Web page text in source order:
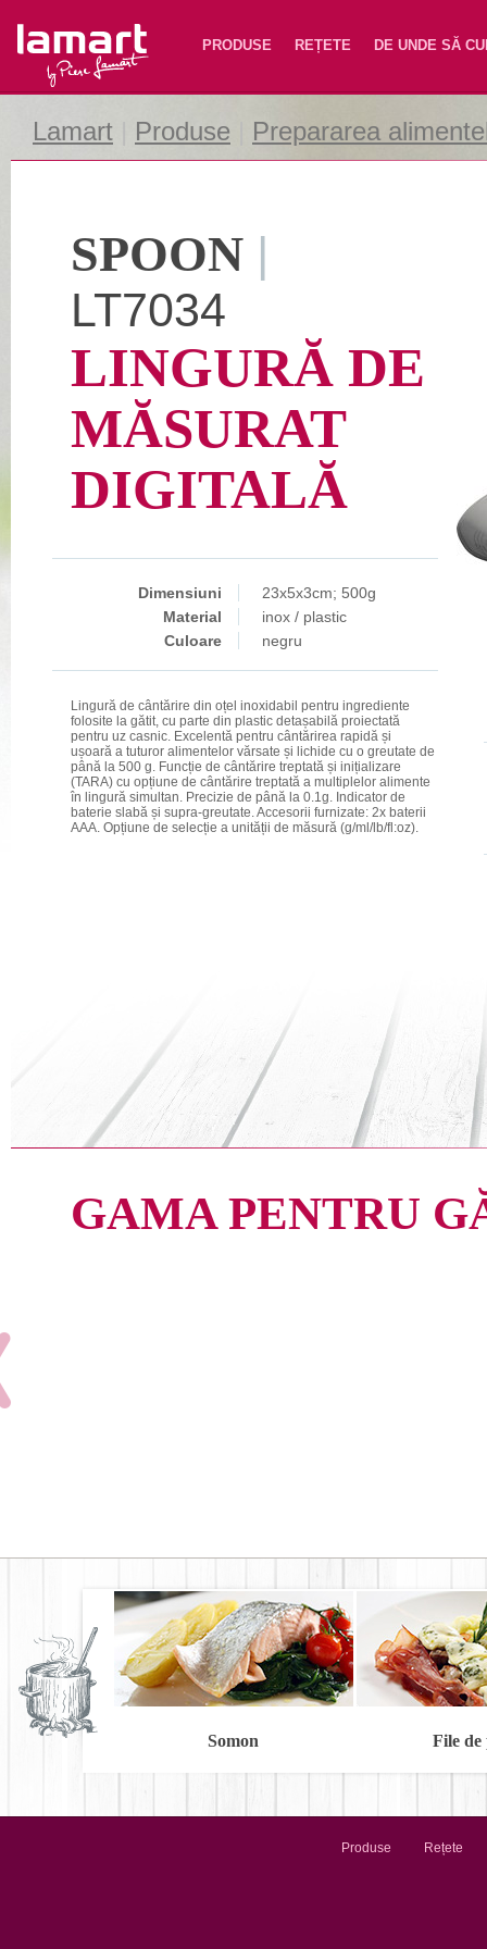
Lamart PRODUSE REȚETE DE UNDE SĂ
Lamart Produse Prepararea
SPOON |
LT7034
LINGURĂ DE
MĂSURAT
DIGITALĂ
Dimensiuni
23x5x3cm; 500g
Material
inox / plastic
Culoare
negru
Lingură de cântărire din oțel inoxidabil pentru ingrediente
folosite la gătit, cu parte din plastic detașabilă proiectată
pentru uz casnic. Excelentă pentru cântărirea rapidă și
ușoară a tuturor alimentelor vărsate și lichide cu o greutate de
până la 500 g. Funcție de cântărire treptată și inițializare
(TARA) cu opțiune de cântărire treptată a multiplelor alimente
în lingură simultan. Precizie de până la 0.1g. Indicator de
baterie slabă și supra-greutate. Accesorii furnizate: 2x baterii
AAA. Opțiune de selecție a unității de măsură (g/ml/lb/fl:oz).
GAMA PENTRU
Somon File de
Produse Rețete